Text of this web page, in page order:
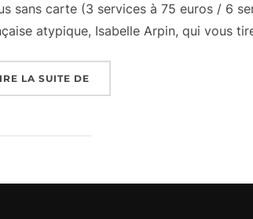
sans carte (3 services à 75 euros / 6
atypique, Isabelle Arpin, qui vous
LA SUITE DE« DÎNER-TEST : RESTAURANT